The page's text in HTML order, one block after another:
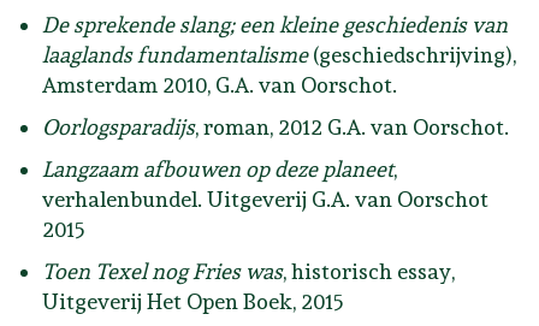
De sprekende slang; een kleine geschiedenis van
laaglands fundamentalisme(geschiedschrijving),
Amsterdam 2010, G.A. van Oorschot.
Oorlogsparadijs, roman, 2012 G.A. van Oorschot.
Langzaam afbouwen op deze planeet,
verhalenbundel. Uitgeverij G.A. van Oorschot
2015
Toen Texel nog Fries was, historisch essay,
Uitgeverij Het Open Boek, 2015